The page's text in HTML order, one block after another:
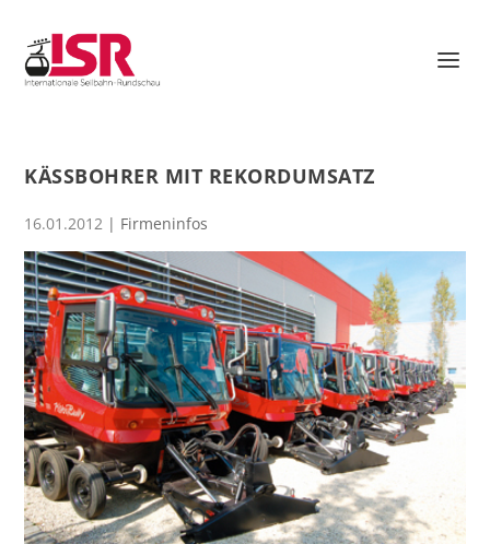
KÄSSBOHRER MIT REKORDUMSATZ
16.01.2012 | Firmeninfos